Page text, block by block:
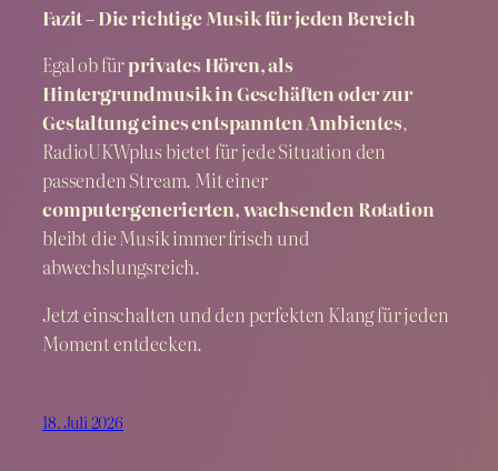
Fazit – Die richtige Musik für jeden Bereich
Egal ob fürprivates Hören, als
Hintergrundmusik in Geschäften oder zur
Gestaltung eines entspannten Ambientes,
RadioUKWplus bietet für jede Situation den
passenden Stream. Mit einer
computergenerierten, wachsenden Rotation
bleibt die Musik immer frisch und
abwechslungsreich.
Jetzt einschalten und den perfekten Klang für jeden
Moment entdecken.
18. Juli 2026